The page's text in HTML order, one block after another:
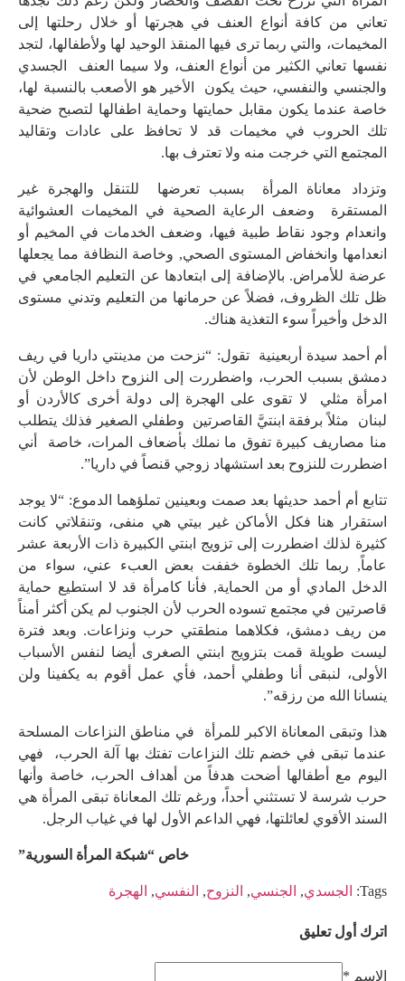
تعاني من كافة أنواع العنف في هجرتها أو خلال رحلتها إلى
المخيمات، والتي ربما ترى فيها المنقذ الوحيد لها ولأطفالها، لتجد
نفسها تعاني الكثير من أنواع العنف، ولا سيما العنف الجسدي
والجنسي والنفسي، حيث يكون الأخير هو الأصعب بالنسبة لها،
خاصة عندما يكون مقابل حمايتها وحماية اطفالها لتصبح ضحية
تلك الحروب في مخيمات قد لا تحافظ على عادات وتقاليد
المجتمع التي خرجت منه ولا تعترف بها.
وتزداد معاناة المرأة بسبب تعرضها للتنقل والهجرة غير
المستقرة وضعف الرعاية الصحية في المخيمات العشوائية
وانعدام وجود نقاط طبية فيها، وضعف الخدمات في المخيم أو
انعدامها وانخفاض المستوى الصحي, وخاصة النظافة مما يجعلها
عرضة للأمراض. بالإضافة إلى ابتعادها عن التعليم الجامعي في
ظل تلك الظروف، فضلاً عن حرمانها من التعليم وتدني مستوى
الدخل وأخيراً سوء التغذية هناك.
أم أحمد سيدة أربعينية تقول: “نزحت من مدينتي داريا في ريف
دمشق بسبب الحرب، واضطررت إلى النزوح داخل الوطن لأن
امرأة مثلي لا تقوى على الهجرة إلى دولة أخرى كالأردن أو
لبنان مثلاً برفقة ابنتيَّ القاصرتين وطفلي الصغير فذلك يتطلب
منا مصاريف كبيرة تفوق ما نملك بأضعاف المرات، خاصة أني
اضطررت للنزوح بعد استشهاد زوجي قنصاً في داريا”.
تتابع أم أحمد حديثها بعد صمت وبعينين تملؤهما الدموع: “لا يوجد
استقرار هنا فكل الأماكن غير بيتي هي منفى، وتنقلاتي كانت
كثيرة لذلك اضطررت إلى تزويج ابنتي الكبيرة ذات الأربعة عشر
عاماً, ربما تلك الخطوة خففت بعض العبء عني، سواء من
الدخل المادي أو من الحماية, فأنا كامرأة قد لا استطيع حماية
قاصرتين في مجتمع تسوده الحرب لأن الجنوب لم يكن أكثر أمناً
من ريف دمشق، فكلاهما منطقتي حرب ونزاعات. وبعد فترة
ليست طويلة قمت بتزويج ابنتي الصغرى أيضا لنفس الأسباب
الأولى، لنبقى أنا وطفلي أحمد، فأي عمل أقوم به يكفينا ولن
ينسانا الله من رزقه”.
هذا وتبقى المعاناة الاكبر للمرأة في مناطق النزاعات المسلحة
عندما تبقى في خضم تلك النزاعات تفتك بها آلة الحرب، فهي
اليوم مع أطفالها أضحت هدفاً من أهداف الحرب، خاصة وأنها
حرب شرسة لا تستثني أحداً، ورغم تلك المعاناة تبقى المرأة هي
السند الأقوي لعائلتها، فهي الداعم الأول لها في غياب الرجل.
خاص “شبكة المرأة السورية”
Tags: الجسدي, الجنسي, النزوح, النفسي, الهجرة
اترك أول تعليق
الاسم *